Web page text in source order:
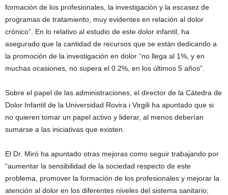
formación de los profesionales, la investigación y la escasez de
programas de tratamiento, muy evidentes en relación al dolor
crónico”. En lo relativo al estudio de este dolor infantil, ha
asegurado que la cantidad de recursos que se están dedicando a
la promoción de la investigación en dolor “no llega al 1%, y en
muchas ocasiones, no supera el 0.2%, en los últimos 5 años”.
Sobre el papel de las administraciones, el director de la Cátedra de
Dolor Infantil de la Universidad Rovira i Virgili ha apuntado que si
no quieren tomar un papel activo y liderar, al menos deberían
sumarse a las iniciativas que existen.
El Dr. Miró ha apuntado otras mejoras como seguir trabajando por
“aumentar la sensibilidad de la sociedad respecto de este
problema, promover la formación de los profesionales y mejorar la
atención al dolor en los diferentes niveles del sistema sanitario;